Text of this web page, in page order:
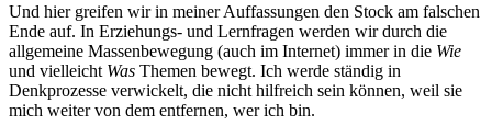
Und hier greifen wir in meiner Auffassungen den Stock am falschen
Ende auf. In Erziehungs- und Lernfragen werden wir durch die
allgemeine Massenbewegung (auch im Internet) immer in die Wie
und vielleicht Was Themen bewegt. Ich werde ständig in
Denkprozesse verwickelt, die nicht hilfreich sein können, weil sie
mich weiter von dem entfernen, wer ich bin.